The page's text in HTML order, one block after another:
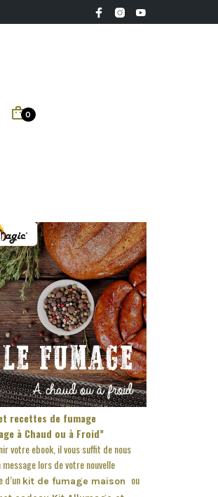
0
recettes de fumage
à Chaud ou à Froid”
votre ebook, il vous suffit de nous
message lors de votre nouvelle
d’un kit de fumage maison ou